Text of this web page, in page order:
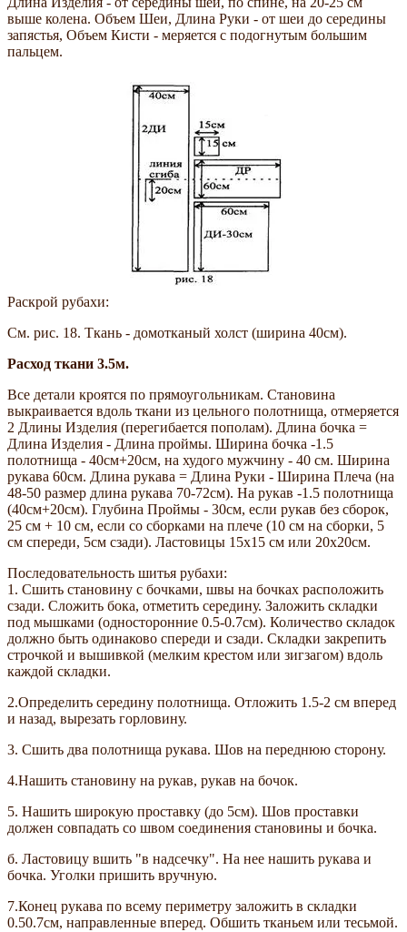
выше колена. Объем Шеи, Длина Руки - от шеи до середины
запястья, Объем Кисти - меряется с подогнутым большим
пальцем.
Раскрой рубахи:
См. рис. 18. Ткань - домотканый холст (ширина 40см).
Расход ткани 3.5м.
Все детали кроятся по прямоугольникам. Становина
выкраивается вдоль ткани из цельного полотнища, отмеряется
2 Длины Изделия (перегибается пополам). Длина бочка =
Длина Изделия - Длина проймы. Ширина бочка -1.5
полотнища - 40см+20см, на худого мужчину - 40 см. Ширина
рукава 60см. Длина рукава = Длина Руки - Ширина Плеча (на
48-50 размер длина рукава 70-72см). На рукав -1.5 полотнища
(40см+20см). Глубина Проймы - 30см, если рукав без сборок,
25 см + 10 см, если со сборками на плече (10 см на сборки, 5
см спереди, 5см сзади). Ластовицы 15х15 см или 20х20см.
Последовательность шитья рубахи:
1. Сшить становину с бочками, швы на бочках расположить
сзади. Сложить бока, отметить середину. Заложить складки
под мышками (односторонние 0.5-0.7см). Количество складок
должно быть одинаково спереди и сзади. Складки закрепить
строчкой и вышивкой (мелким крестом или зигзагом) вдоль
каждой складки.
2.Определить середину полотнища. Отложить 1.5-2 см вперед
и назад, вырезать горловину.
3. Сшить два полотнища рукава. Шов на переднюю сторону.
4.Нашить становину на рукав, рукав на бочок.
5. Нашить широкую проставку (до 5см). Шов проставки
должен совпадать со швом соединения становины и бочка.
б. Ластовицу вшить "в надсечку". На нее нашить рукава и
бочка. Уголки пришить вручную.
7.Конец рукава по всему периметру заложить в складки
0.50.7см, направленные вперед. Обшить тканьем или тесьмой.